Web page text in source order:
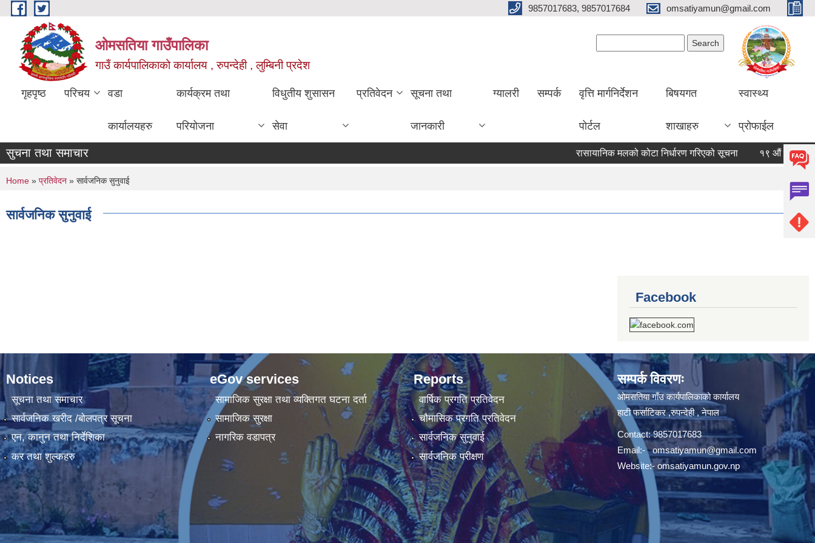
Skip to main content 9857017683, 9857017684 omsatiyamun@gmail.com
ओमसतिया गाउँपालिका
गाउँ कार्यपालिकाको कार्यालय , रुपन्देही , लुम्बिनी प्रदेश
गृहपृष्ठ परिचय वडा
कार्यालयहरु
कार्यक्रम तथा
परियोजना
विधुतीय शुसासन
सेवा
प्रतिवेदन सूचना तथा
जानकारी
ग्यालरी सम्पर्क वृत्ति मार्गनिर्देशन
पोर्टल
बिषयगत
शाखाहरु
स्वास्थ्य
प्रोफाईल
सुचना तथा समाचार रासायानिक मलको कोटा निर्धारण गरिएको सूचना १९ औं गाउँसभाको
You are here
Home » प्रतिवेदन » सार्वजनिक सुनुवाई
सार्वजनिक सुनुवाई
Facebook
Notices
सूचना तथा समाचार
सार्वजनिक खरीद /बोलपत्र सूचना
एन, कानुन तथा निर्देशिका
कर तथा शुल्कहरु
eGov services
सामाजिक सुरक्षा तथा व्यक्तिगत घटना दर्ता
सामाजिक सुरक्षा
नागरिक वडापत्र
Reports
वार्षिक प्रगति प्रतिवेदन
चौमासिक प्रगति प्रतिवेदन
सार्वजनिक सुनुवाई
सार्वजनिक परीक्षण
सम्पर्क विवरणः
ओमसतिया गाँउ कार्यपालिकाको कार्यालय
हाटी फर्साटिकर ,रुपन्देही , नेपाल
Contact: 9857017683
Email:-omsatiyamun@gmail.com
Website:- omsatiyamun.gov.np